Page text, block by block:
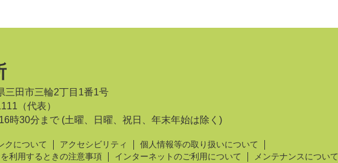
田市三輪2丁目1番1号
（代表）
時30分まで (土曜、日曜、祝日、年末年始は除く)
クについて アクセシビリティ
個人情報等の取り扱いについて
利用するときの注意事項
インターネットのご利用について メンテナンスについて